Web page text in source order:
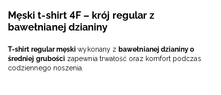
Męski t-shirt 4F – krój regular z
bawełnianej dzianiny
T-shirt regular męskiwykonany z bawełnianej dzianiny o
średniej grubości zapewnia trwałość oraz komfort podczas
codziennego noszenia.